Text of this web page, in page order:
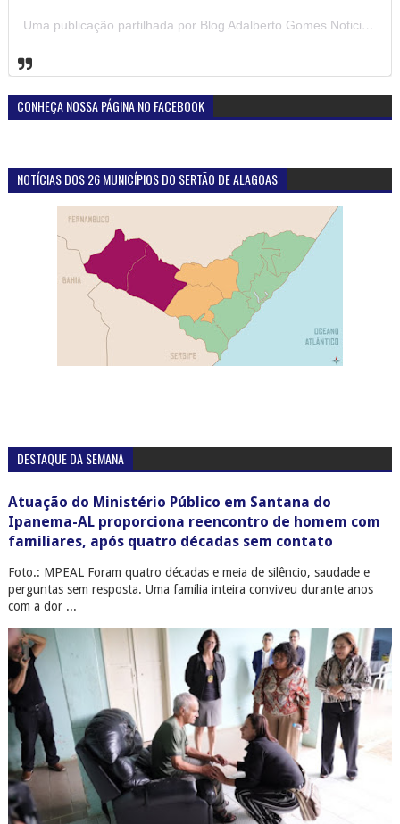
Uma publicação partilhada por Blog Adalberto Gomes Noticias (@blogadalbertogomesnoticiass)
CONHEÇA NOSSA PÁGINA NO FACEBOOK
NOTÍCIAS DOS 26 MUNICÍPIOS DO SERTÃO DE ALAGOAS
DESTAQUE DA SEMANA
Atuação do Ministério Público em Santana do
Ipanema-AL proporciona reencontro de homem com
familiares, após quatro décadas sem contato
Foto.: MPEAL Foram quatro décadas e meia de silêncio, saudade e
perguntas sem resposta. Uma família inteira conviveu durante anos
com a dor ...